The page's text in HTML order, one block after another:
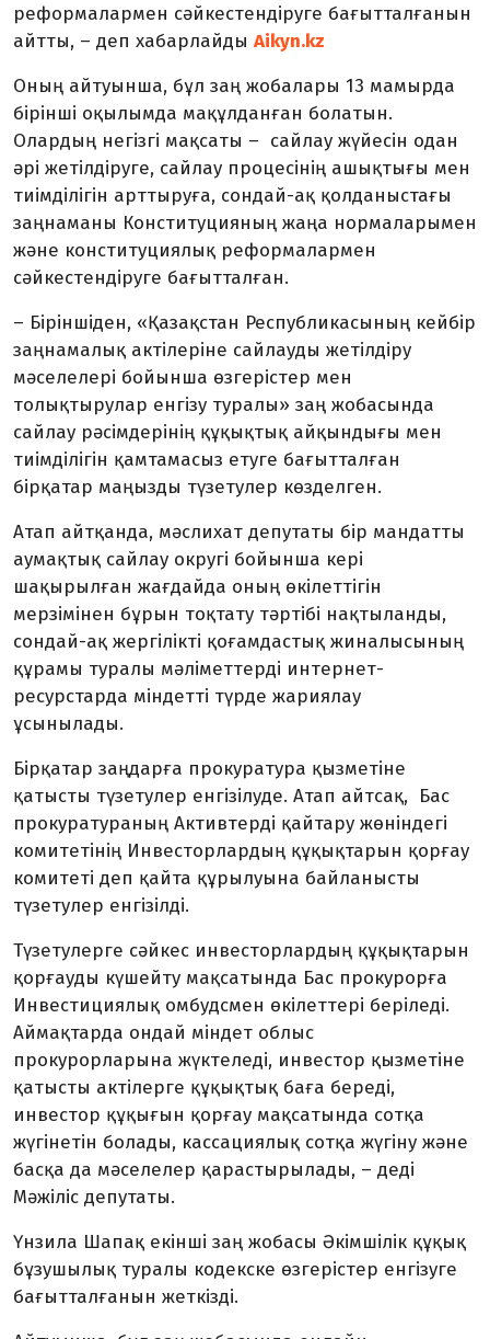
реформалармен сәйкестендіруге бағытталғанын
айтты, – деп хабарлайды Aikyn.kz
Оның айтуынша, бұл заң жобалары 13 мамырда
бірінші оқылымда мақұлданған болатын.
Олардың негізгі мақсаты – сайлау жүйесін одан
әрі жетілдіруге, сайлау процесінің ашықтығы мен
тиімділігін арттыруға, сондай-ақ қолданыстағы
заңнаманы Конституцияның жаңа нормаларымен
және конституциялық реформалармен
сәйкестендіруге бағытталған.
– Біріншіден, «Қазақстан Республикасының кейбір
заңнамалық актілеріне cайлауды жетілдіру
мәселелері бойынша өзгерістер мен
толықтырулар енгізу туралы» заң жобасында
сайлау рәсімдерінің құқықтық айқындығы мен
тиімділігін қамтамасыз етуге бағытталған
бірқатар маңызды түзетулер көзделген.
Атап айтқанда, мәслихат депутаты бір мандатты
аумақтық сайлау округі бойынша кері
шақырылған жағдайда оның өкілеттігін
мерзімінен бұрын тоқтату тәртібі нақтыланды,
сондай-ақ жергілікті қоғамдастық жиналысының
құрамы туралы мәліметтерді интернет-
ресурстарда міндетті түрде жариялау
ұсынылады.
Бірқатар заңдарға прокуратура қызметіне
қатысты түзетулер енгізілуде. Атап айтсақ, Бас
прокуратураның Активтерді қайтару жөніндегі
комитетінің Инвесторлардың құқықтарын қорғау
комитеті деп қайта құрылуына байланысты
түзетулер енгізілді.
Түзетулерге сәйкес инвесторлардың құқықтарын
қорғауды күшейту мақсатында Бас прокурорға
Инвестициялық омбудсмен өкілеттері беріледі.
Аймақтарда ондай міндет облыс
прокурорларына жүктеледі, инвестор қызметіне
қатысты актілерге құқықтық баға береді,
инвестор құқығын қорғау мақсатында сотқа
жүгінетін болады, кассациялық сотқа жүгіну және
басқа да мәселелер қарастырылады, – деді
Мәжіліс депутаты.
Үнзила Шапақ екінші заң жобасы Әкімшілік құқық
бұзушылық туралы кодекске өзгерістер енгізуге
бағытталғанын жеткізді.